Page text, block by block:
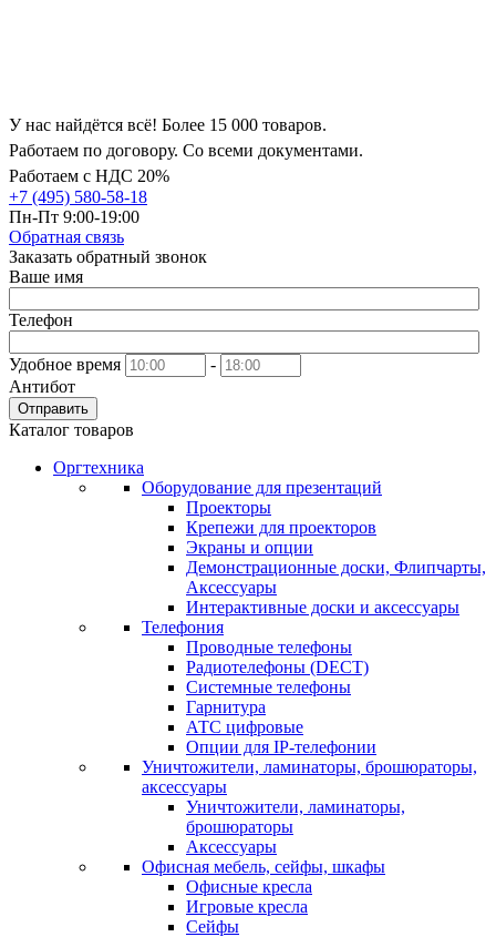
У нас найдётся всё! Более 15 000 товаров.
Работаем по договору. Со всеми документами.
Работаем с НДС 20%
+7 (495) 580-58-18
Пн-Пт 9:00-19:00
Обратная связь
Заказать обратный звонок
Ваше имя
Телефон
Удобное время
-
Антибот
Отправить
Каталог товаров
Оргтехника
Оборудование для презентаций
Проекторы
Крепежи для проекторов
Экраны и опции
Демонстрационные доски, Флипчарты,
Аксессуары
Интерактивные доски и аксессуары
Телефония
Проводные телефоны
Радиотелефоны (DECT)
Системные телефоны
Гарнитура
АТС цифровые
Опции для IP-телефонии
Уничтожители, ламинаторы, брошюраторы,
аксессуары
Уничтожители, ламинаторы,
брошюраторы
Аксессуары
Офисная мебель, сейфы, шкафы
Офисные кресла
Игровые кресла
Сейфы